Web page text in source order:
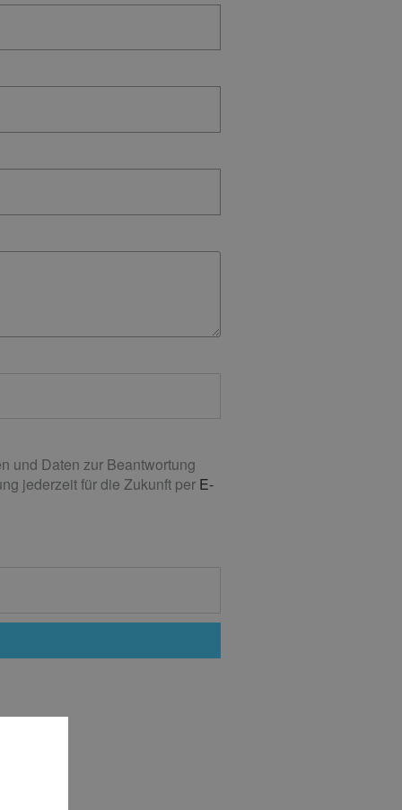
und Daten zur Beantwortung
jederzeit für die Zukunft per E-